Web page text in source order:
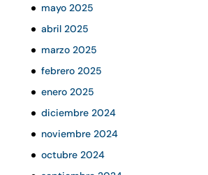
mayo 2025
abril 2025
marzo 2025
febrero 2025
enero 2025
diciembre 2024
noviembre 2024
octubre 2024